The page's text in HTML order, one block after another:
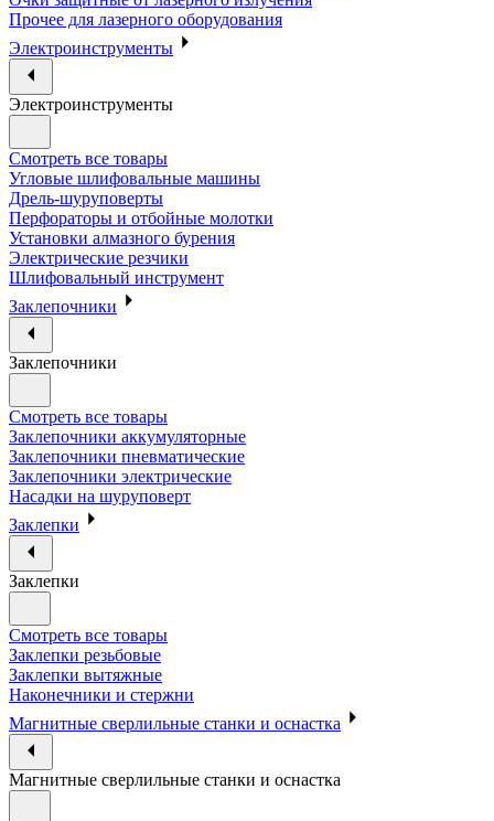
Прочее для лазерного оборудования
Электроинструменты
Электроинструменты
Смотреть все товары
Угловые шлифовальные машины
Дрель-шуруповерты
Перфораторы и отбойные молотки
Установки алмазного бурения
Электрические резчики
Шлифовальный инструмент
Заклепочники
Заклепочники
Смотреть все товары
Заклепочники аккумуляторные
Заклепочники пневматические
Заклепочники электрические
Насадки на шуруповерт
Заклепки
Заклепки
Смотреть все товары
Заклепки резьбовые
Заклепки вытяжные
Наконечники и стержни
Магнитные сверлильные станки и оснастка
Магнитные сверлильные станки и оснастка